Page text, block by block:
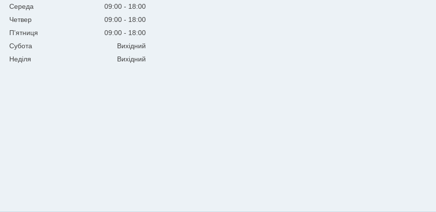
Середа
09:00
18:00
Четвер
09:00
18:00
Пʼятниця
09:00
18:00
Субота
Вихідний
Неділя
Вихідний